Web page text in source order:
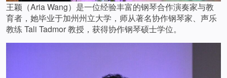
王颖（Aria Wang）是一位经验丰富的钢琴合作演奏家与教
育者，她毕业于加州州立大学，师从著名协作钢琴家、声乐
教练 Tali Tadmor 教授，获得协作钢琴硕士学位。